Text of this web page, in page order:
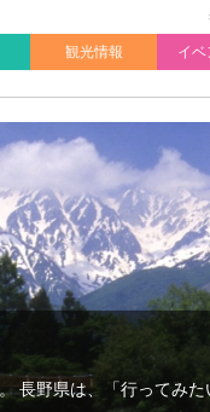
観光情報 イベ
長野県は、「行ってみ